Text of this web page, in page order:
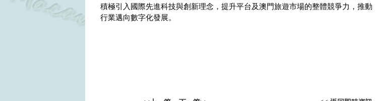
積極引入國際先進科技與創新理念，提升平台及澳門旅遊市場的整體競爭力，推動
行業邁向數字化發展。